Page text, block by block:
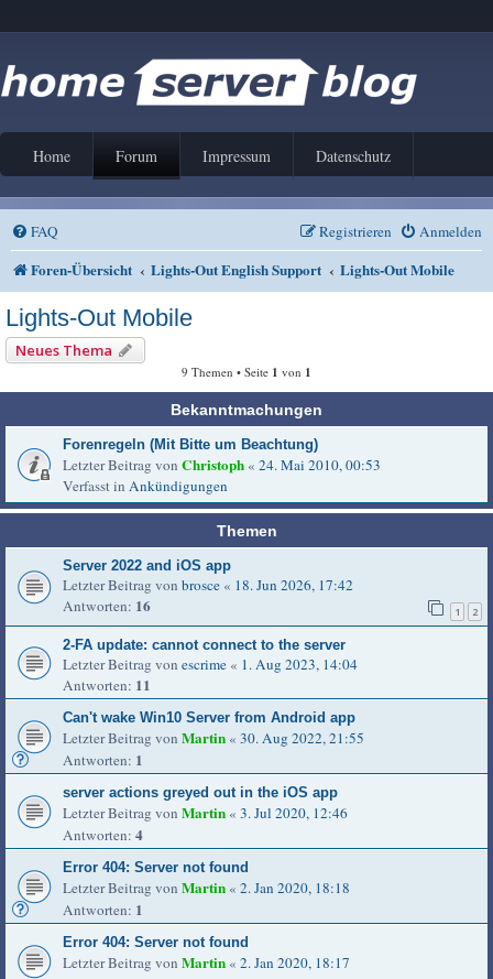
Home Forum Impressum Datenschutz
FAQ Anmelden
Registrieren
Foren-Übersicht Lights-Out English Support Lights-Out Mobile
Lights-Out Mobile
Neues Thema
9 Themen • Seite 1 von 1
Bekanntmachungen
Forenregeln (Mit Bitte um Beachtung)
Letzter Beitrag von Christoph « 24. Mai 2010, 00:53
Verfasst in Ankündigungen
Themen
Server 2022 and iOS app
Letzter Beitrag von brosce « 18. Jun 2026, 17:42
Antworten: 16 1 2
2-FA update: cannot connect to the server
Letzter Beitrag von escrime « 1. Aug 2023, 14:04
Antworten: 11
Can't wake Win10 Server from Android app
Letzter Beitrag von Martin « 30. Aug 2022, 21:55
Antworten: 1
server actions greyed out in the iOS app
Letzter Beitrag von Martin « 3. Jul 2020, 12:46
Antworten: 4
Error 404: Server not found
Letzter Beitrag von Martin « 2. Jan 2020, 18:18
Antworten: 1
Error 404: Server not found
Letzter Beitrag von Martin « 2. Jan 2020, 18:17